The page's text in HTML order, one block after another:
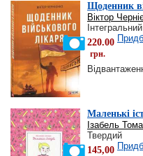
Щоденник
Віктор
Інтегральний
220.00
грн.
Маленькі
Ізабель
Твердий
145,00